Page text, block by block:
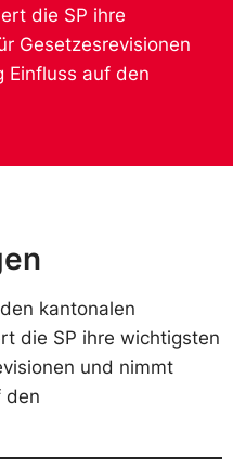
die SP ihre
Gesetzesrevisionen
Einfluss auf den
kantonalen
die SP ihre wichtigsten
und nimmt
den